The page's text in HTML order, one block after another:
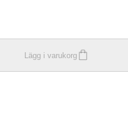
Lägg i varukorg